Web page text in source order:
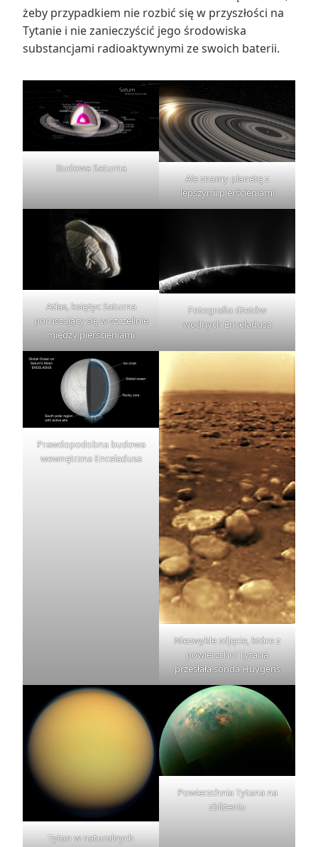
żeby przypadkiem nie rozbić się w przyszłości na
Tytanie i nie zanieczyścić jego środowiska
substancjami radioaktywnymi ze swoich baterii.
Budowa Saturna
Ale znamy planetę z
lepszymi pierścieniami
Atlas, księżyc Saturna
poruszający się w szczelinie
między pierścieniami
Fotografia dżetów
wodnych Enceladusa
Prawdopodobna budowa
wewnętrzna Enceladusa
Niezwykłe zdjęcie, które z
powierzchni Tytana
przesłała sonda Huygens
Tytan w naturalnych
Powierzchnia Tytana na
zbliżeniu